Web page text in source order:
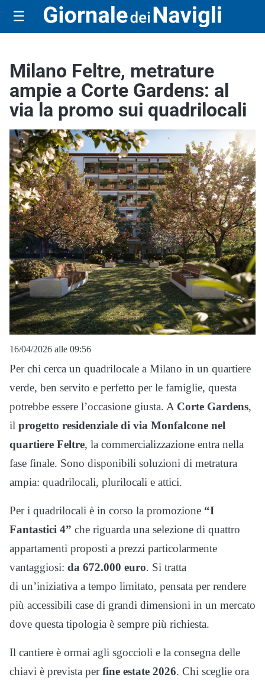
☰
Milano Feltre, metrature
ampie a Corte Gardens: al
via la promo sui quadrilocali
16/04/2026 alle 09:56
Per chi cerca un quadrilocale a Milano in un quartiere
verde, ben servito e perfetto per le famiglie, questa
potrebbe essere l’occasione giusta. A Corte Gardens,
il progetto residenziale di via Monfalcone nel
quartiere Feltre, la commercializzazione entra nella
fase finale. Sono disponibili soluzioni di metratura
ampia: quadrilocali, plurilocali e attici.
Per i quadrilocali è in corso la promozione “I
Fantastici 4” che riguarda una selezione di quattro
appartamenti proposti a prezzi particolarmente
vantaggiosi: da 672.000 euro. Si tratta
di un’iniziativa a tempo limitato, pensata per rendere
più accessibili case di grandi dimensioni in un mercato
dove questa tipologia è sempre più richiesta.
Il cantiere è ormai agli sgoccioli e la consegna delle
chiavi è prevista perfine estate 2026. Chi sceglie ora